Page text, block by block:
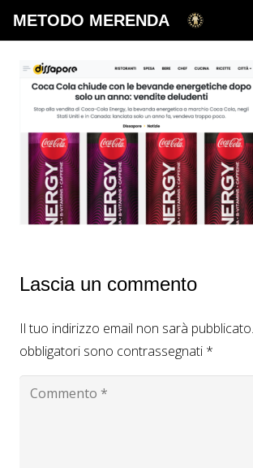
METODO MERENDA
Lascia un commento
Il tuo indirizzo email non sarà pubblicato.
obbligatori sono contrassegnati *